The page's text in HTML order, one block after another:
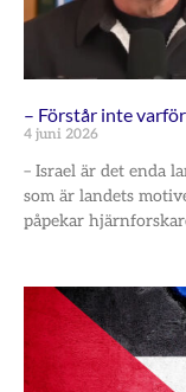
– Förstår inte
4 juni 2026
– Israel är det enda
som är landets
påpekar